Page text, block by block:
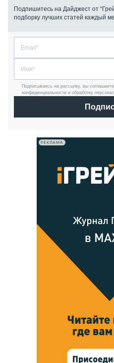
Подпишитесь на Дайджест от
подборку лучших статей каждый
Подписываясь на рассылку, вы
конфиденциальности и обработку
РЕКЛАМА